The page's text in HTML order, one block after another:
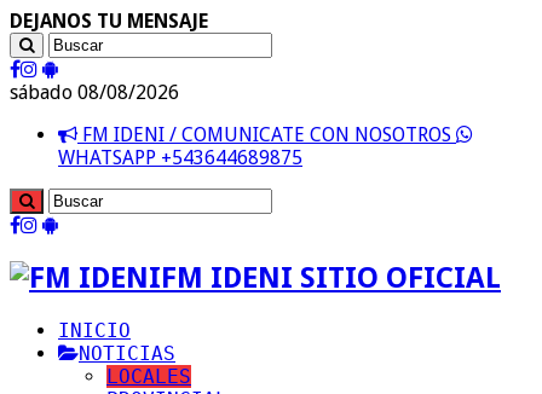
DEJANOS TU MENSAJE
sábado 08/08/2026
FM IDENI / COMUNICATE CON NOSOTROS
WHATSAPP +543644689875
FM IDENI SITIO OFICIAL
INICIO
NOTICIAS
LOCALES